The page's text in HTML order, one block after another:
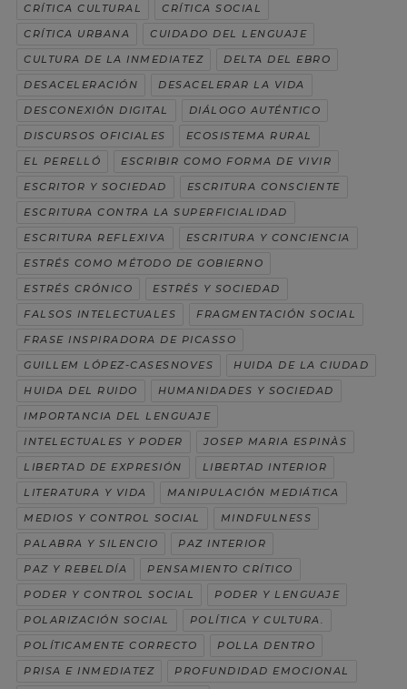
CRÍTICA CULTURAL
CRÍTICA SOCIAL
CRÍTICA URBANA
CUIDADO DEL LENGUAJE
CULTURA DE LA INMEDIATEZ
DELTA DEL EBRO
DESACELERACIÓN
DESACELERAR LA VIDA
DESCONEXIÓN DIGITAL
DIÁLOGO AUTÉNTICO
DISCURSOS OFICIALES
ECOSISTEMA RURAL
EL PERELLÓ
ESCRIBIR COMO FORMA DE VIVIR
ESCRITOR Y SOCIEDAD
ESCRITURA CONSCIENTE
ESCRITURA CONTRA LA SUPERFICIALIDAD
ESCRITURA REFLEXIVA
ESCRITURA Y CONCIENCIA
ESTRÉS COMO MÉTODO DE GOBIERNO
ESTRÉS CRÓNICO
ESTRÉS Y SOCIEDAD
FALSOS INTELECTUALES
FRAGMENTACIÓN SOCIAL
FRASE INSPIRADORA DE PICASSO
GUILLEM LÓPEZ-CASESNOVES
HUIDA DE LA CIUDAD
HUIDA DEL RUIDO
HUMANIDADES Y SOCIEDAD
IMPORTANCIA DEL LENGUAJE
INTELECTUALES Y PODER
JOSEP MARIA ESPINÀS
LIBERTAD DE EXPRESIÓN
LIBERTAD INTERIOR
LITERATURA Y VIDA
MANIPULACIÓN MEDIÁTICA
MEDIOS Y CONTROL SOCIAL
MINDFULNESS
PALABRA Y SILENCIO
PAZ INTERIOR
PAZ Y REBELDÍA
PENSAMIENTO CRÍTICO
PODER Y CONTROL SOCIAL
PODER Y LENGUAJE
POLARIZACIÓN SOCIAL
POLÍTICA Y CULTURA.
POLÍTICAMENTE CORRECTO
POLLA DENTRO
PRISA E INMEDIATEZ
PROFUNDIDAD EMOCIONAL